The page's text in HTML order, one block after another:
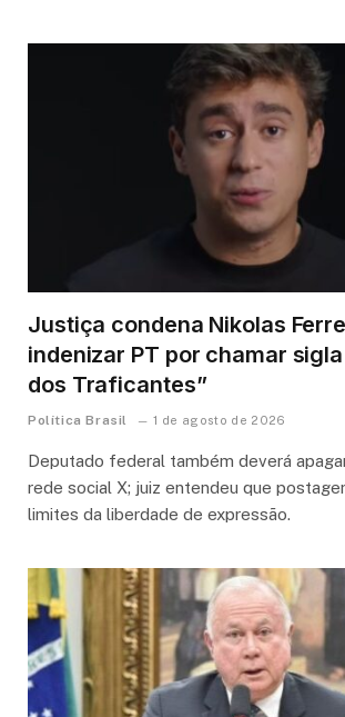
Justiça condena Nikolas
indenizar PT por chamar
dos Traficantes”
Política Brasil 1 de agosto de 2026
Deputado federal também deverá
rede social X; juiz entendeu que
limites da liberdade de expressão.